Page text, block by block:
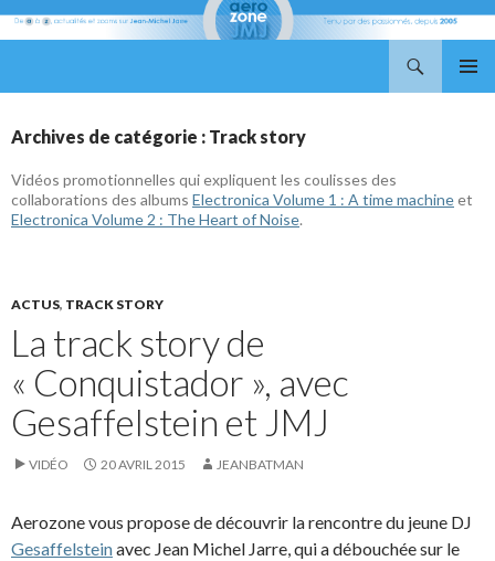
CONTENU
Archives de catégorie : Track story
Vidéos promotionnelles qui expliquent les coulisses des
collaborations des albums Electronica Volume 1 : A time machineet
Electronica Volume 2 : The Heart of Noise.
ACTUS, TRACK STORY
La track story de
« Conquistador », avec
Gesaffelstein et JMJ
VIDÉO 20 AVRIL 2015 JEANBATMAN
Aerozone vous propose de découvrir la rencontre du jeune DJ
Gesaffelsteinavec Jean Michel Jarre, qui a débouchée sur le